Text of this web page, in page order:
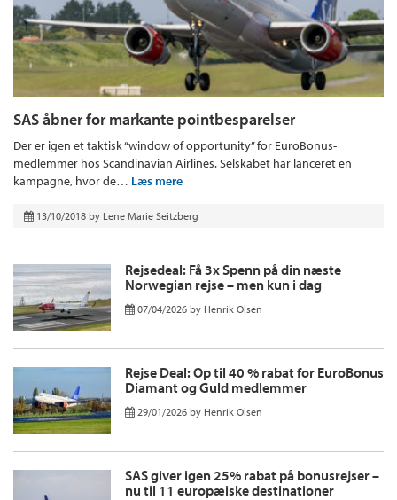
SAS åbner for markante pointbesparelser
Der er igen et taktisk “window of opportunity” for EuroBonus-
medlemmer hos Scandinavian Airlines. Selskabet har lanceret en
kampagne, hvor de… Læs mere
13/10/2018 by Lene Marie Seitzberg
Rejsedeal: Få 3x Spenn på din næste
Norwegian rejse – men kun i dag
07/04/2026 by Henrik Olsen
Rejse Deal: Op til 40 % rabat for EuroBonus
Diamant og Guld medlemmer
29/01/2026 by Henrik Olsen
SAS giver igen 25% rabat på bonusrejser –
nu til 11 europæiske destinationer